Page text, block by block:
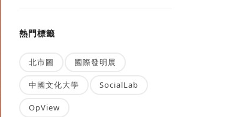
熱門標籤
北市圖 國際發明展
中國文化大學 SocialLab
OpView